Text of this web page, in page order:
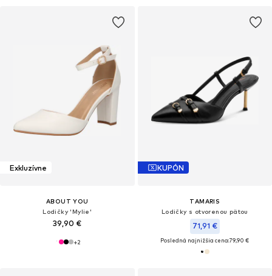
Exkluzívne
ABOUT YOU
Lodičky 'Mylie'
39,90 €
+2
KUPÓN
TAMARIS
Lodičky s otvorenou pätou
71,91 €
Posledná najnižšia cena:79,90 €